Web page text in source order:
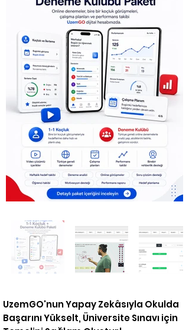
UzemGO'nun Yapay Zekâsıyla Okulda
Başarını Yükselt, Üniversite Sınavı için